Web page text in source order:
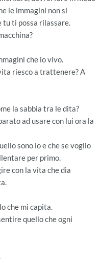
le immagini non si
tu ti possa rilassare.
che io vivo.
riesco a trattenere? A
la sabbia tra le dita?
ad usare con lui ora la
sono io e che se voglio
per primo.
con la vita che dia
che mi capita.
quello che ogni